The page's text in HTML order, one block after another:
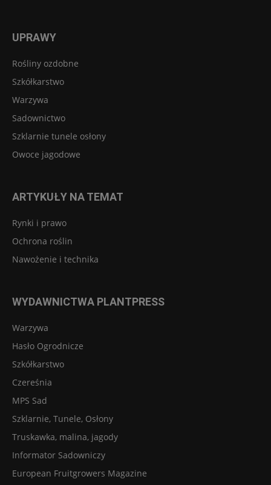
UPRAWY
Rośliny ozdobne
Szkółkarstwo
Warzywa
Sadownictwo
Szklarnie tunele osłony
Owoce jagodowe
ARTYKUŁY NA TEMAT
Rynki i prawo
Ochrona roślin
Nawożenie i technika
WYDAWNICTWA PLANTPRESS
Warzywa
Hasło Ogrodnicze
Szkółkarstwo
Czereśnia
MPS Sad
Szklarnie, Tunele, Osłony
Truskawka, malina, jagody
Informator Sadowniczy
European Fruitgrowers Magazine